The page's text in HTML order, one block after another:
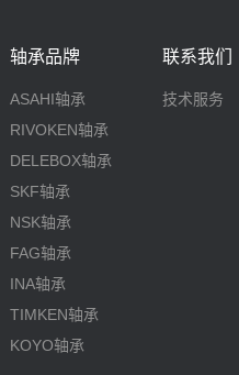
轴承品牌
ASAHI轴承
RIVOKEN轴承
DELEBOX轴承
SKF轴承
NSK轴承
FAG轴承
INA轴承
TIMKEN轴承
KOYO轴承
联系我们
技术服务